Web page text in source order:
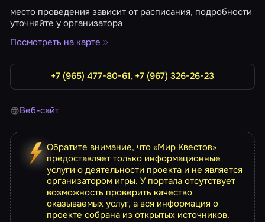
место проведения зависит от расписания, подробности
уточняйте у организатора
Посмотреть на карте
+7 (965) 477-80-61, +7 (967) 326-26-23
Веб-сайт
Обратите внимание, что «Мир Квестов»
предоставляет только информационные
услуги о деятельности проекта и не является
организатором игры. У портала отсутствует
возможность проверить качество
оказываемых услуг, а вся информация о
проекте собрана из открытых источников.